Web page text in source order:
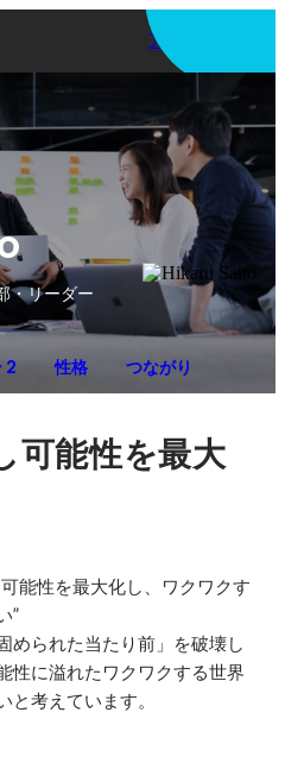
アプリを使う
・リーダー
2 性格 つながり
可能性を最大
能性を最大化し、ワクワクす
”
られた当たり前」を破壊し
性に溢れたワクワクする世界
と考えています。